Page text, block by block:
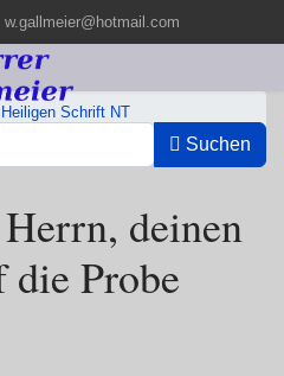
w.gallmeier@hotmail.com
Suchen
Schrift NT
Gott nicht auf die Probe stellen.
deinen
Probe